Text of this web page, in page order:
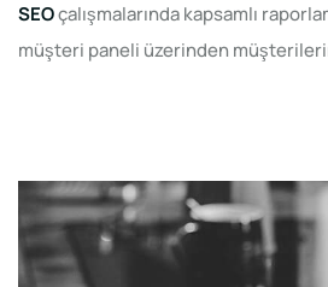
SEOçalışmalarında kapsamlı
müşteri paneli üzerinden